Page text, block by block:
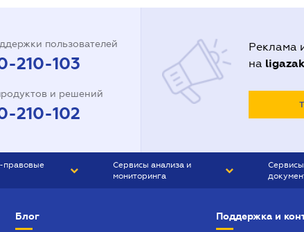
пользователей
210-103
и решений
210-102
Реклама
на
правовые
Сервисы анализа и
мониторинга
Сервисы
Блог Поддержка и